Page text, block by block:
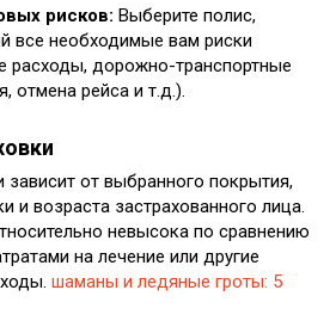
рисков: Выберите полис,
все необходимые вам риски
расходы, дорожно-транспортные
отмена рейса и т.д.).
зависит от выбранного покрытия,
и возраста застрахованного лица.
невысока по сравнению
на лечение или другие
шаманы и ледяные гроты: 5